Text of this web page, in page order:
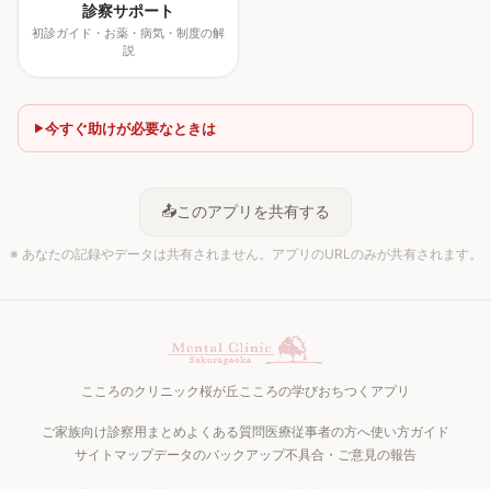
診察サポート
初診ガイド・お薬・病気・制度の解
説
今すぐ助けが必要なときは
📤このアプリを共有する
※ あなたの記録やデータは共有されません。アプリのURLのみが共有されます。
こころのクリニック桜が丘 こころの学びおちつくアプリ
ご家族向け診察用まとめ よくある質問医療従事者の方へ使い方ガイド
サイトマップデータのバックアップ不具合・ご意見の報告